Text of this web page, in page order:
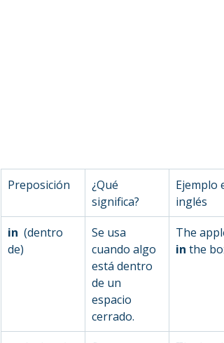
Preposición
¿Qué
significa?
Ejemplo
inglés
in (dentro
de)
Se usa
cuando algo
está dentro
de un
espacio
cerrado.
The
in the box.